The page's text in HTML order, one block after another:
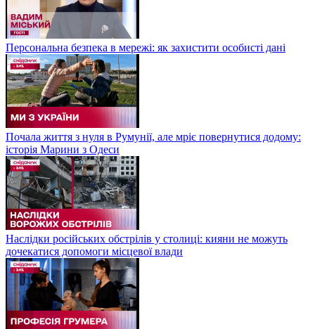
Персональна безпека в мережі: як захистити особисті дані
Почала життя з нуля в Румунії, але мріє повернутися додому:
історія Марини з Одеси
Наслідки російських обстрілів у столиці: кияни не можуть
дочекатися допомоги місцевої влади